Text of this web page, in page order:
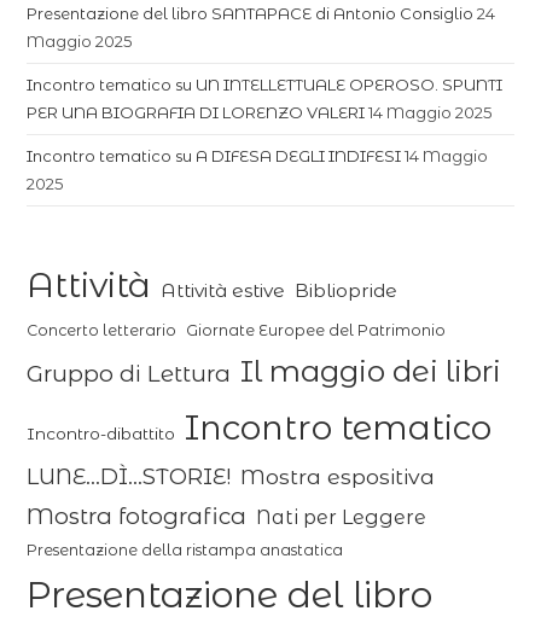
Presentazione del libro SANTAPACE di Antonio Consiglio 24
Maggio 2025
Incontro tematico su UN INTELLETTUALE OPEROSO. SPUNTI
PER UNA BIOGRAFIA DI LORENZO VALERI 14 Maggio 2025
Incontro tematico su A DIFESA DEGLI INDIFESI 14 Maggio
2025
Attività Attività estive Bibliopride
Concerto letterario Giornate Europee del Patrimonio
Gruppo di Lettura Il maggio dei libri
Incontro-dibattito Incontro tematico
LUNE...DÌ...STORIE! Mostra espositiva
Mostra fotografica Nati per Leggere
Presentazione della ristampa anastatica
Presentazione del libro